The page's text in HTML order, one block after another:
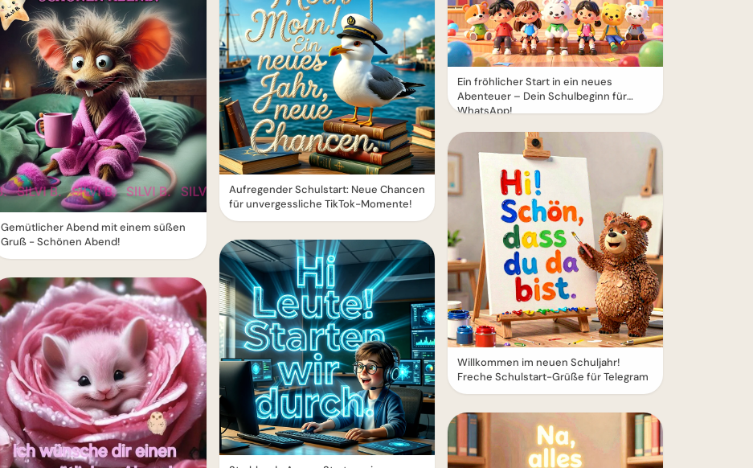
Gemütlicher Abend mit einem süßen
Gruß - Schönen Abend!
Aufregender Schulstart: Neue Chancen
für unvergessliche TikTok-Momente!
Ein fröhlicher Start in ein neues
Abenteuer – Dein Schulbeginn für
WhatsApp!
Willkommen im neuen Schuljahr!
Freche Schulstart-Grüße für Telegram